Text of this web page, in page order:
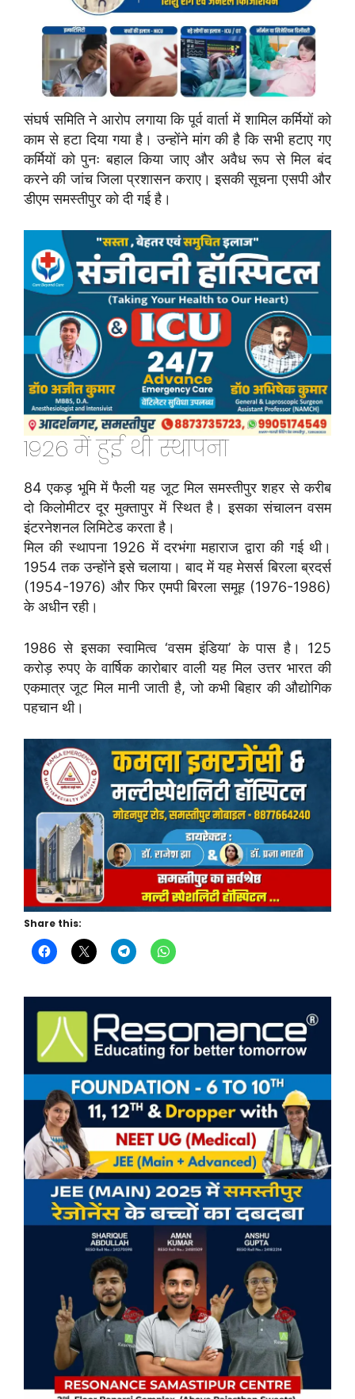
संघर्ष समिति ने आरोप लगाया कि पूर्व वार्ता में शामिल कर्मियों को
काम से हटा दिया गया है। उन्होंने मांग की है कि सभी हटाए गए
कर्मियों को पुनः बहाल किया जाए और अवैध रूप से मिल बंद
करने की जांच जिला प्रशासन कराए। इसकी सूचना एसपी और
डीएम समस्तीपुर को दी गई है।
1926 में हुई थी स्थापना
84 एकड़ भूमि में फैली यह जूट मिल समस्तीपुर शहर से करीब
दो किलोमीटर दूर मुक्तापुर में स्थित है। इसका संचालन वसम
इंटरनेशनल लिमिटेड करता है।
मिल की स्थापना 1926 में दरभंगा महाराज द्वारा की गई थी।
1954 तक उन्होंने इसे चलाया। बाद में यह मेसर्स बिरला ब्रदर्स
(1954-1976) और फिर एमपी बिरला समूह (1976-1986)
के अधीन रही।
1986 से इसका स्वामित्व ‘वसम इंडिया’ के पास है। 125
करोड़ रुपए के वार्षिक कारोबार वाली यह मिल उत्तर भारत की
एकमात्र जूट मिल मानी जाती है, जो कभी बिहार की औद्योगिक
पहचान थी।
Share this: